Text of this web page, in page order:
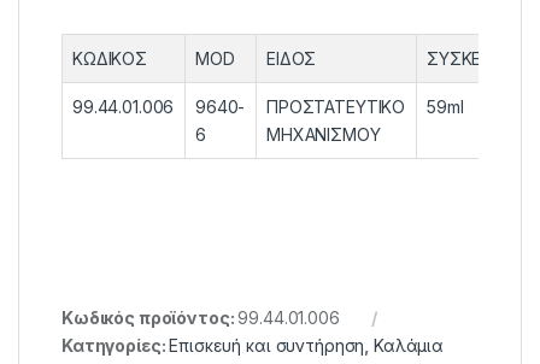
ΚΩΔΙΚΟΣ MOD ΕΙΔΟΣ ΣΥΣΚΕΥΑΣΙΑ
99.44.01.006
9640-
6
ΠΡΟΣΤΑΤΕΥΤΙΚΟ
ΜΗΧΑΝΙΣΜΟΥ
59ml
Κωδικός προϊόντος:99.44.01.006
Κατηγορίες:Επισκευή και συντήρηση Καλάμια